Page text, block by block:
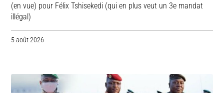
(en vue) pour Félix Tshisekedi (qui en plus veut un 3e mandat
illégal)
5 août 2026